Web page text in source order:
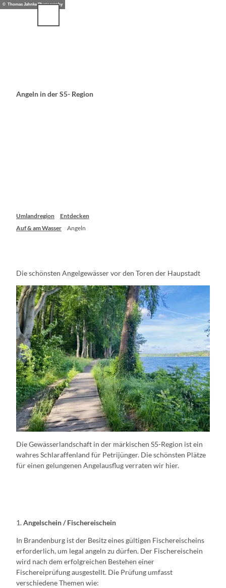
Z© Thomas Jahnke Photography
Angeln in der S5- Region
Umlandregion
Entdecken
Auf & am Wasser
Angeln
Die schönsten Angelgewässer vor den Toren der Haupstadt
Die Gewässerlandschaft in der märkischen S5-Region ist ein
wahres Schlaraffenland für Petrijünger. Die schönsten Plätze
für einen gelungenen Angelausflug verraten wir hier.
1.Angelschein / Fischereischein
In Brandenburg ist der Besitz eines gültigen Fischereischeins
erforderlich, um legal angeln zu dürfen. Der Fischereischein
wird nach dem erfolgreichen Bestehen einer
Fischereiprüfung ausgestellt. Die Prüfung umfasst
verschiedene Themen wie: